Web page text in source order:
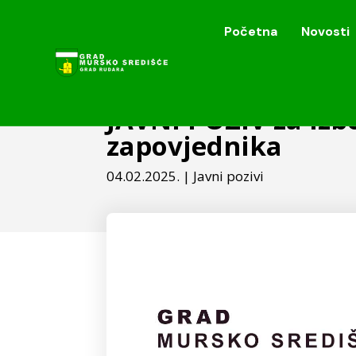
Početna Novosti
Početna Novosti
JAVNI POZIV za
zapovjednika
04.02.2025. | Javni pozivi